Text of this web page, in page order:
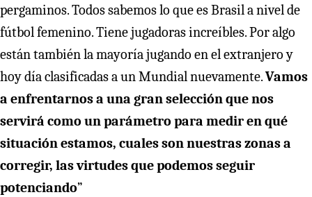
pergaminos. Todos sabemos lo que es Brasil a nivel de
fútbol femenino. Tiene jugadoras increíbles. Por algo
están también la mayoría jugando en el extranjero y
hoy día clasificadas a un Mundial nuevamente.Vamos
a enfrentarnos a una gran selección que nos
servirá como un parámetro para medir en qué
situación estamos, cuales son nuestras zonas a
corregir, las virtudes que podemos seguir
potenciando”